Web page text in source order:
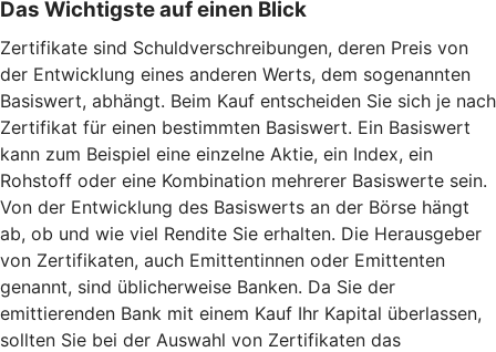
Das Wichtigste auf einen Blick
Zertifikate sind Schuldverschreibungen, deren Preis von
der Entwicklung eines anderen Werts, dem sogenannten
Basiswert, abhängt. Beim Kauf entscheiden Sie sich je nach
Zertifikat für einen bestimmten Basiswert. Ein Basiswert
kann zum Beispiel eine einzelne Aktie, ein Index, ein
Rohstoff oder eine Kombination mehrerer Basiswerte sein.
Von der Entwicklung des Basiswerts an der Börse hängt
ab, ob und wie viel Rendite Sie erhalten. Die Herausgeber
von Zertifikaten, auch Emittentinnen oder Emittenten
genannt, sind üblicherweise Banken. Da Sie der
emittierenden Bank mit einem Kauf Ihr Kapital überlassen,
sollten Sie bei der Auswahl von Zertifikaten das